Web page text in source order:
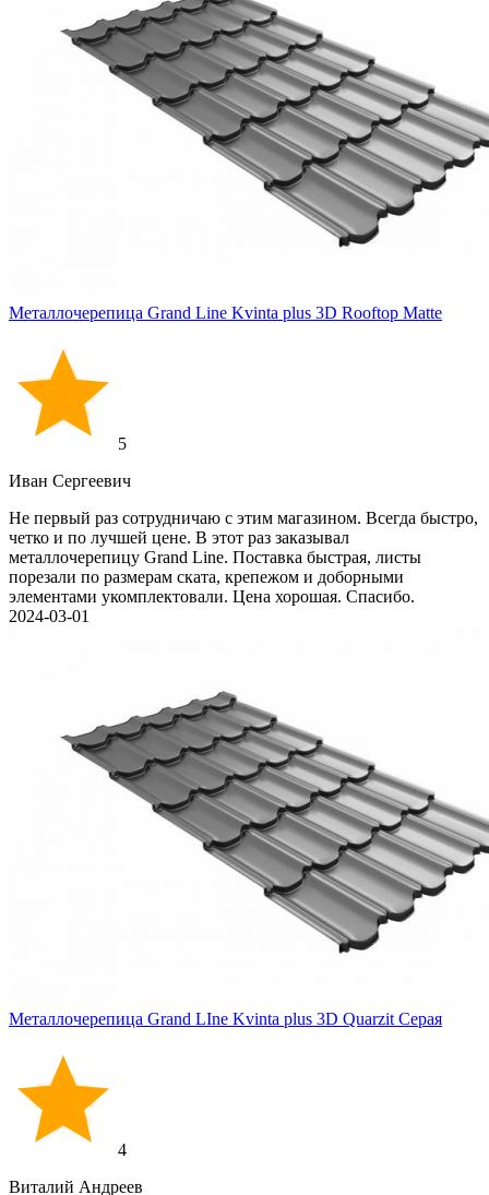
Металлочерепица Grand Line Kvinta plus 3D Rooftop Matte
5
Иван Cергеевич
Не первый раз сотрудничаю с этим магазином. Всегда быстро,
четко и по лучшей цене. В этот раз заказывал
металлочерепицу Grand Line. Поставка быстрая, листы
порезали по размерам ската, крепежом и доборными
элементами укомплектовали. Цена хорошая. Спасибо.
2024-03-01
Металлочерепица Grand LIne Kvinta plus 3D Quarzit Серая
4
Виталий Андреев